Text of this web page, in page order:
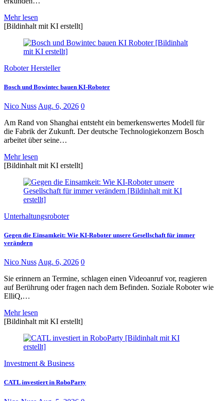
Mehr lesen
[Bildinhalt mit KI erstellt]
Roboter Hersteller
Bosch und Bowintec bauen KI-Roboter
Nico Nuss Aug. 6, 2026 0
Am Rand von Shanghai entsteht ein bemerkenswertes Modell für
die Fabrik der Zukunft. Der deutsche Technologiekonzern Bosch
arbeitet über seine…
Mehr lesen
[Bildinhalt mit KI erstellt]
Unterhaltungsroboter
Gegen die Einsamkeit: Wie KI-Roboter unsere Gesellschaft für immer
verändern
Nico Nuss Aug. 6, 2026 0
Sie erinnern an Termine, schlagen einen Videoanruf vor, reagieren
auf Berührung oder fragen nach dem Befinden. Soziale Roboter wie
ElliQ,…
Mehr lesen
[Bildinhalt mit KI erstellt]
Investment & Business
CATL investiert in RoboParty